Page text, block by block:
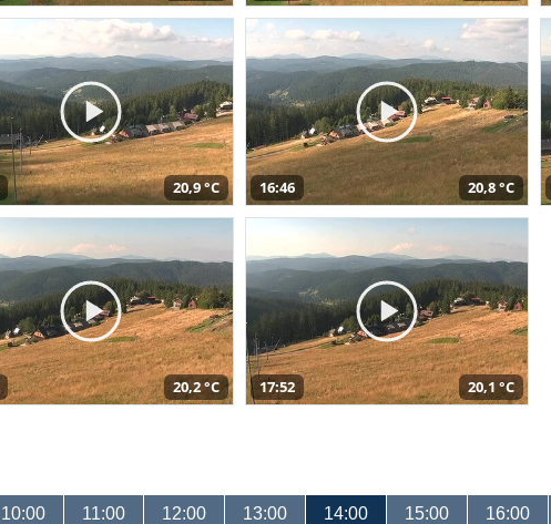
20,9 °C 16:46 20,8 °C
20,2 °C 17:52 20,1 °C
10:00 11:00 12:00 13:00 14:00 15:00 16:00